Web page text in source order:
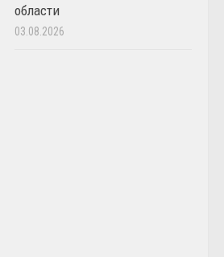
области
03.08.2026